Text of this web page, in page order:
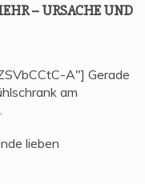
– URSA­CHE UND
A"] Gerade
am